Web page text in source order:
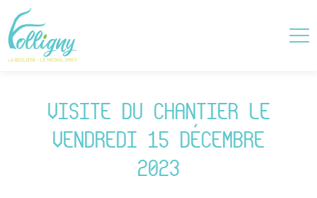
VISITE DU CHANTIER LE
VENDREDI 15 DÉCEMBRE
2023